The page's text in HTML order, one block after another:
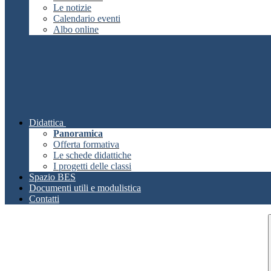
Le notizie
Calendario eventi
Albo online
Didattica
Panoramica
Offerta formativa
Le schede didattiche
I progetti delle classi
Spazio BES
Documenti utili e modulistica
Contatti